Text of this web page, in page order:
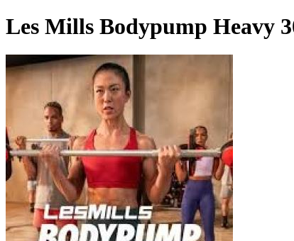
Les Mills Bodypump Heavy